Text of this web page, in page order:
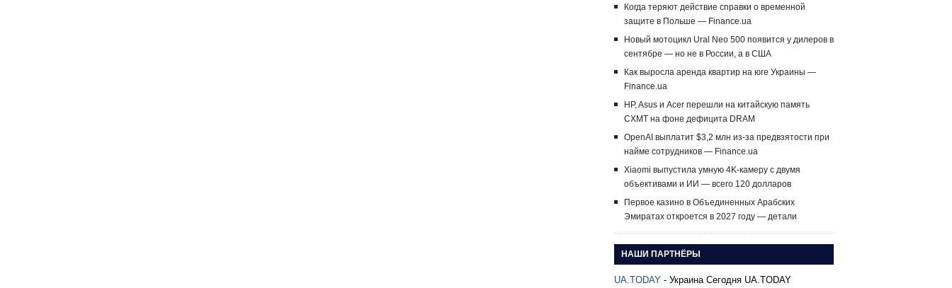
Когда теряют действие справки о временной
защите в Польше — Finance.ua
Новый мотоцикл Ural Neo 500 появится у дилеров в
сентябре — но не в России, а в США
Как выросла аренда квартир на юге Украины —
Finance.ua
HP, Asus и Acer перешли на китайскую память
CXMT на фоне дефицита DRAM
OpenAI выплатит $3,2 млн из-за предвзятости при
найме сотрудников — Finance.ua
Xiaomi выпустила умную 4K-камеру с двумя
объективами и ИИ — всего 120 долларов
Первое казино в Объединенных Арабских
Эмиратах откроется в 2027 году — детали
НАШИ ПАРТНЁРЫ
UA.TODAY - Украина Сегодня UA.TODAY